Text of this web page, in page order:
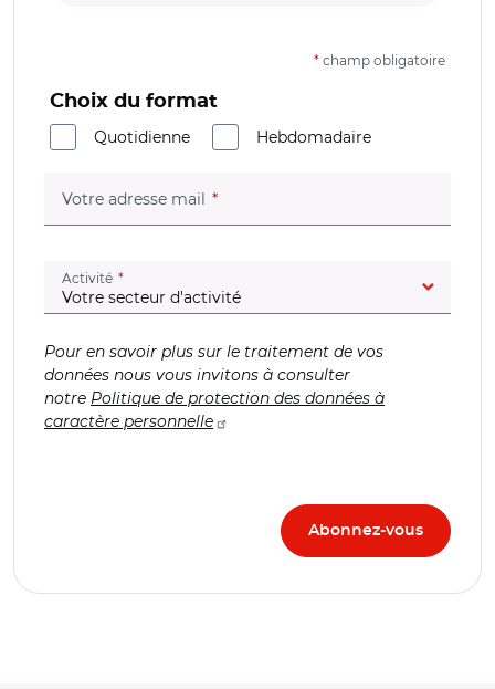
* champ obligatoire
Choix du format
Quotidienne
Hebdomadaire
Votre adresse mail (champ obligatoire)
Activité (champ obligatoire)
Pour en savoir plus sur le traitement de vos
données nous vous invitons à consulter
notre Politique de protection des données à
caractère personnelle